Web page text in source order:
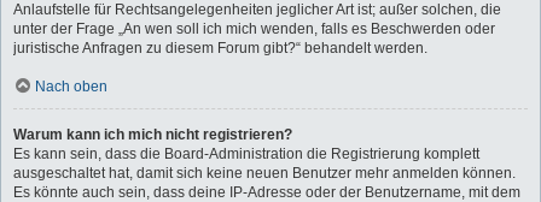
Anlaufstelle für Rechtsangelegenheiten jeglicher Art ist; außer solchen, die
unter der Frage „An wen soll ich mich wenden, falls es Beschwerden oder
juristische Anfragen zu diesem Forum gibt?“ behandelt werden.
Nach oben
Warum kann ich mich nicht registrieren?
Es kann sein, dass die Board-Administration die Registrierung komplett
ausgeschaltet hat, damit sich keine neuen Benutzer mehr anmelden können.
Es könnte auch sein, dass deine IP-Adresse oder der Benutzername, mit dem